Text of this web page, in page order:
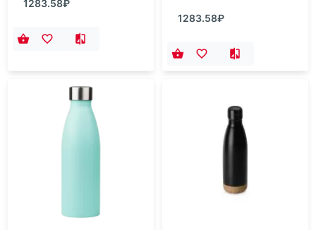
1283.58₽
1283.58₽